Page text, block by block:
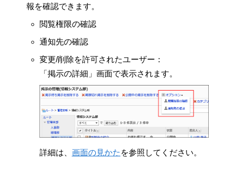
報を確認できます。
閲覧権限の確認
通知先の確認
変更/削除を許可されたユーザー：
「掲示の詳細」画面で表示されます。
詳細は、 画面の見かた を参照してください。